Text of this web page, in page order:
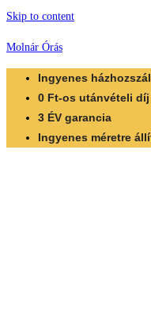
Skip to content
Molnár Órás
Ingyenes
0 Ft-os utánvételi díj
3 ÉV garancia
Ingyenes méretre